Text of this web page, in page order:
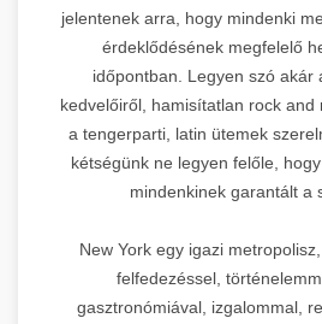
jelentenek arra, hogy mindenki
érdeklődésének megfelelő
időpontban. Legyen szó akár
kedvelőiről, hamisítatlan rock and
a tengerparti, latin ütemek
kétségünk ne legyen felőle,
mindenkinek garantált a
New York egy igazi
felfedezéssel,
gasztronómiával, izgalommal,